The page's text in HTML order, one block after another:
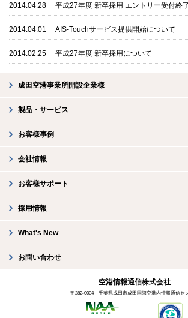
2014.04.28 平成27年度 新卒採用 エントリー受付終了
2014.04.01 AIS-Touchサービス提供開始について
2014.02.25 平成27年度 新卒採用について
成田空港事業所開設企業様
製品・サービス
お客様事例
会社情報
お客様サポート
採用情報
What's New
お問い合わせ
空港情報通信株式会社
〒282-0004 千葉県成田市成田国際空港内情報通信セ